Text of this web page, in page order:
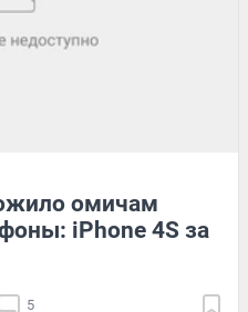
омичам
iPhone 4S за
5